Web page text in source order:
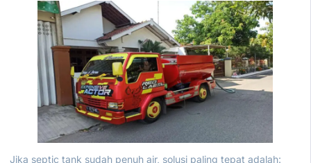
Jika septic tank sudah penuh air, solusi paling tepat adalah: